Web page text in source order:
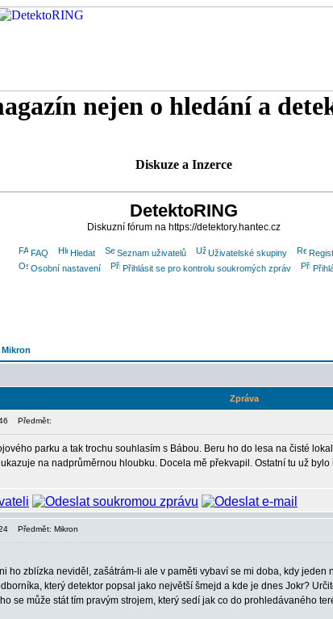
nejen o hledání a
Diskuze a Inzerce
DetektoRING
Diskuzní fórum na https://detektory.hantec.cz
FAQ Hledat Seznam uživatelů Uživatelské skupiny
Osobní nastavení
Přihlásit se pro kontrolu soukromých zpráv
Mikron
Zpráva
Předmět:
parku a tak trochu souhlasím s Bábou. Beru ho do lesa na čisté
na nadprůměrnou hloubku. Docela mě překvapil. Ostatní tu už bylo
Předmět: Mikron
ho zblízka neviděl, zašátrám-li ale v paměti vybaví se mi doba, kdy
který detektor popsal jako největší šmejd a kde je dnes Jokr?
se může stát tím pravým strojem, který sedí jak co do prohledávaného